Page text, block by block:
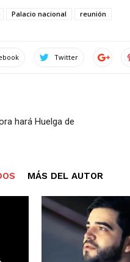
Palacio nacional reunión
Twitter
hará Huelga de
MÁS DEL AUTOR